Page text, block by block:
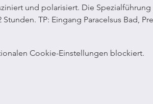
und polarisiert. Die
TP: Eingang Paracelsus Bad,
Cookie-Einstellungen blockiert.